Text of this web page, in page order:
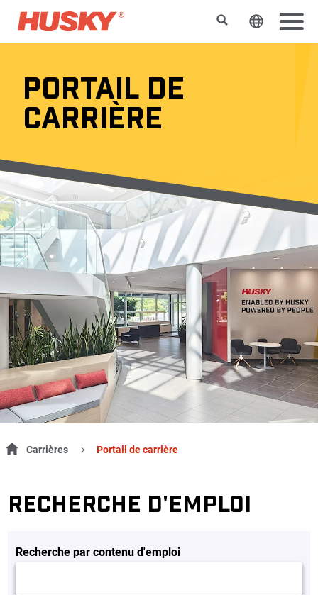
RechercherChanger
PORTAIL DE
CARRIÈRE
Carrières Portail de carrière
RECHERCHE D'EMPLOI
Recherche par contenu d'emploi